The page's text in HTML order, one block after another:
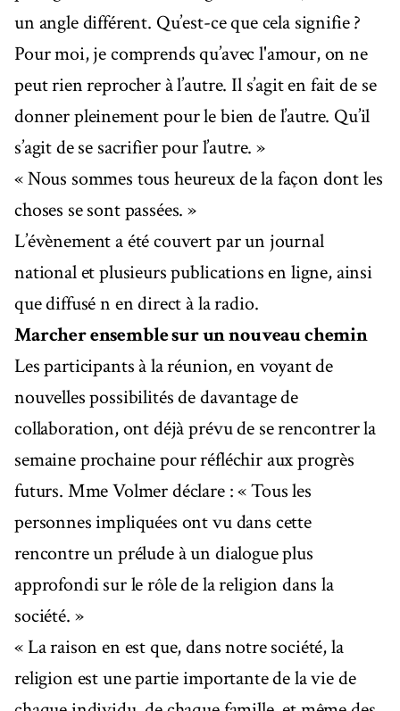
un angle différent. Qu’est-ce que cela signifie ?
Pour moi, je comprends qu’avec l'amour, on ne
peut rien reprocher à l’autre. Il s’agit en fait de se
donner pleinement pour le bien de l’autre. Qu’il
s’agit de se sacrifier pour l’autre. »
« Nous sommes tous heureux de la façon dont les
choses se sont passées. »
L’évènement a été couvert par un journal
national et plusieurs publications en ligne, ainsi
que diffusé n en direct à la radio.
Marcher ensemble sur un nouveau chemin
Les participants à la réunion, en voyant de
nouvelles possibilités de davantage de
collaboration, ont déjà prévu de se rencontrer la
semaine prochaine pour réfléchir aux progrès
futurs. Mme Volmer déclare : « Tous les
personnes impliquées ont vu dans cette
rencontre un prélude à un dialogue plus
approfondi sur le rôle de la religion dans la
société. »
« La raison en est que, dans notre société, la
religion est une partie importante de la vie de